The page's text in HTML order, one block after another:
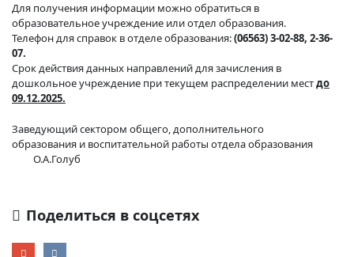
Для получения информации можно обратиться в
образовательное учреждение или отдел образования.
Телефон для справок в отделе образования:(06563) 3-02-88, 2-36-
07.
Срок действия данных направлений для зачисления в
дошкольное учреждение при текущем распределении местдо
09.12.2025.
Заведующий сектором общего, дополнительного
образования и воспитательной работы отдела образования
О.А.Голуб
Поделиться в соцсетях